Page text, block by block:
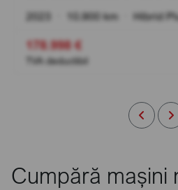
2023 10.900 km Hibrid
178.998 €
TVA deductibil
Cumpără mașini